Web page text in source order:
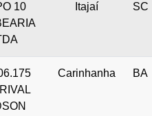
10
Itajaí SC
Carinhanha BA